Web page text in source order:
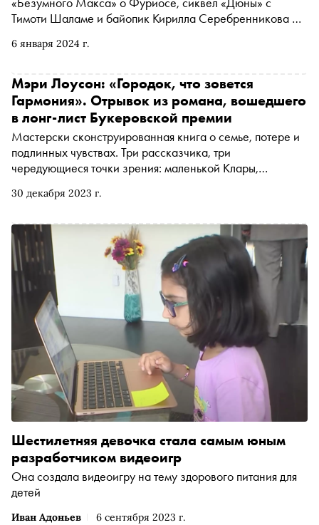
6 января 2024 г.
Тимоти Шаламе и байопик Кирилла Серебренникова —
посмотреть в 2024 году
30 декабря 2023 г.
Мэри Лоусон: «Городок, что зовется
Гармония». Отрывок из романа, вошедшего
в лонг-лист Букеровской премии
Мастерски сконструированная книга о семье, потере и
подлинных чувствах. Три рассказчика, три
чередующиеся точки зрения: маленькой Клары,
Лайма и одинокой Элизабет. Маленький городок на
разворачивается захватывающая история. «Сноб»
публикует отрывок из романа, вышедшего в
издательстве «Фантом Пресс» в переводе Марины
Извековой
Иван Адоньев 6 сентября 2023 г.
Шестилетняя девочка стала самым юным
разработчиком видеоигр
Она создала видеоигру на тему здорового питания для
детей